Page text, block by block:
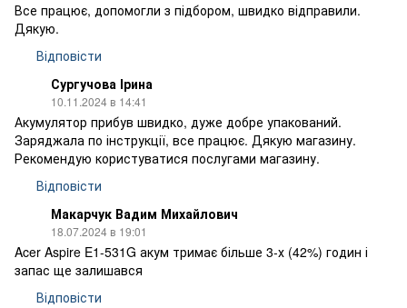
Все працює, допомогли з підбором, швидко відправили.
Дякую.
Відповісти
Сургучова Ірина
10.11.2024 в 14:41
Акумулятор прибув швидко, дуже добре упакований.
Заряджала по інструкції, все працює. Дякую магазину.
Рекомендую користуватися послугами магазину.
Відповісти
Макарчук Вадим Михайлович
18.07.2024 в 19:01
Acer Aspire E1-531G акум тримає більше 3-х (42%) годин і
запас ще залишався
Відповісти